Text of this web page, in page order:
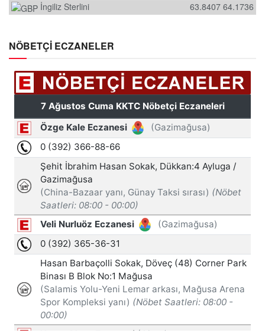
İngiliz Sterlini
64.1736
63.8407
NÖBETÇİ ECZANELER